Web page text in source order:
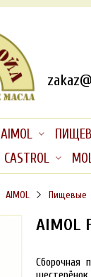
AIMOL
CASTROL
AIMOL Пищевые
AIMOL
Сборочная